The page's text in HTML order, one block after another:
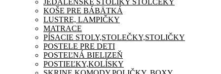
KOŠE PRE BÁBÄTKÁ
LUSTRE, LAMPIČKY
MATRACE
PÍSACIE STOLY,STOLEČKY,STOLIČKY
POSTELE PRE DETI
POSTEĽNÁ BIELIZEŇ
POSTIEĽKY,KOLÍSKY